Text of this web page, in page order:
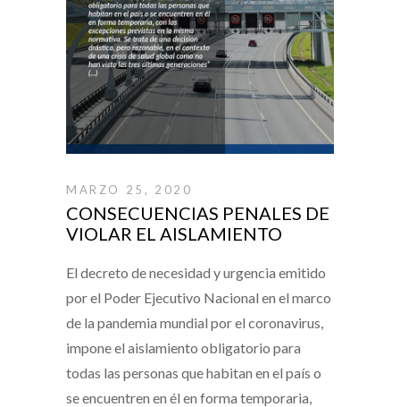
MARZO 25, 2020
CONSECUENCIAS PENALES DE
VIOLAR EL AISLAMIENTO
El decreto de necesidad y urgencia emitido
por el Poder Ejecutivo Nacional en el marco
de la pandemia mundial por el coronavirus,
impone el aislamiento obligatorio para
todas las personas que habitan en el país o
se encuentren en él en forma temporaria,